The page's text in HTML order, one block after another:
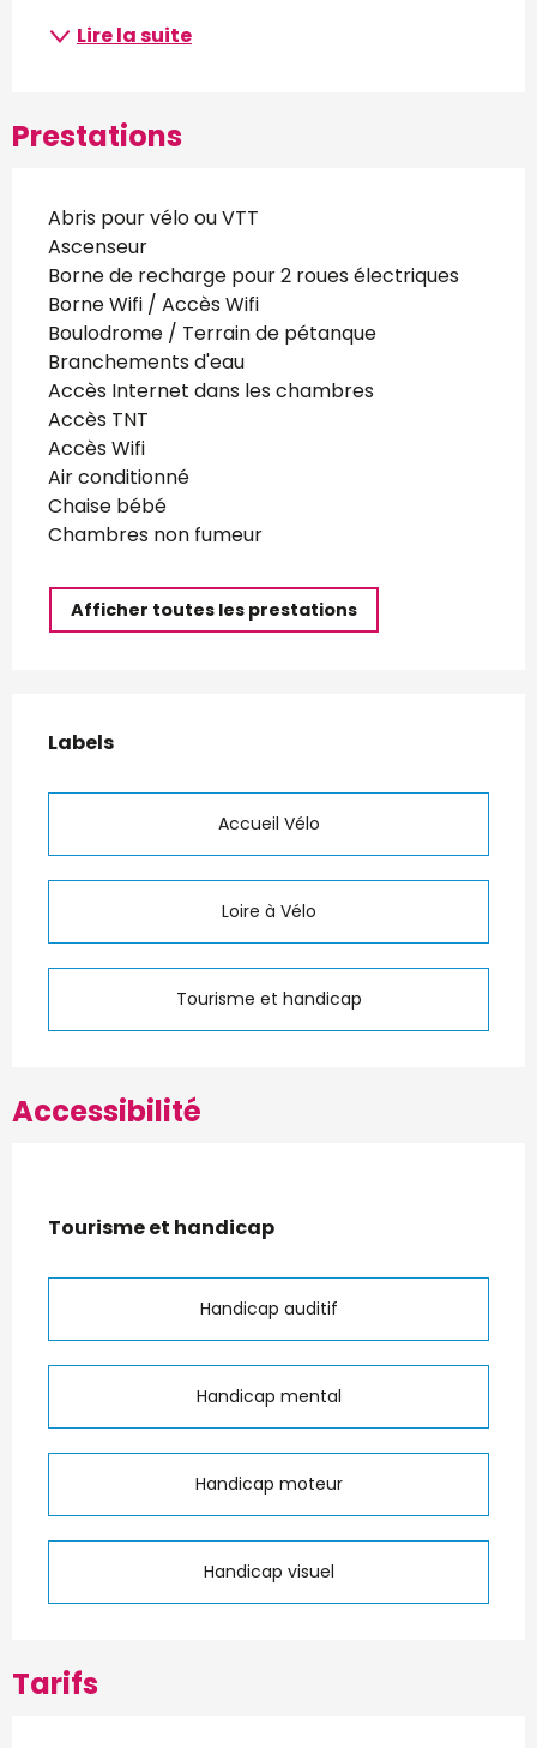
Lire la suite
Prestations
Abris pour vélo ou VTT
Ascenseur
Borne de recharge pour 2 roues électriques
Borne Wifi / Accès Wifi
Boulodrome / Terrain de pétanque
Branchements d'eau
Accès Internet dans les chambres
Accès TNT
Accès Wifi
Air conditionné
Chaise bébé
Chambres non fumeur
Afficher toutes les prestations
Offres de prestations
Labels
Labels
Accueil Vélo
Loire à Vélo
Tourisme et handicap
Accessibilité
Tourisme et handicap
Tourisme et handicap
Handicap auditif
Handicap mental
Handicap moteur
Handicap visuel
Tarifs